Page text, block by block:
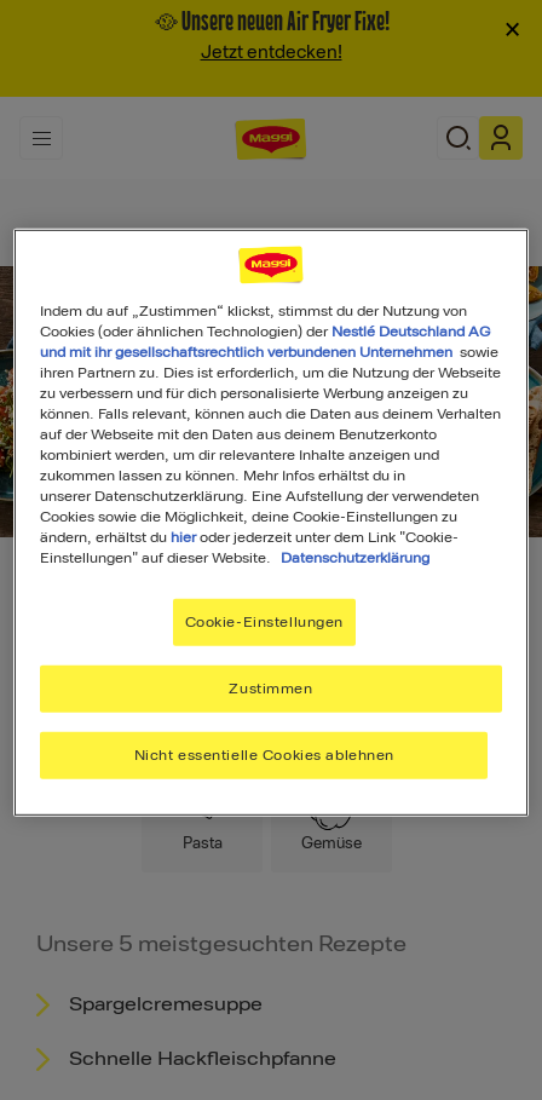
🥘 Unsere neuen Air Fryer Fixe!
Jetzt entdecken!
×
Search
Hauptspeise Fleisch Low Carb
Pasta Gemüse
Unsere 5 meistgesuchten Rezepte
Spargelcremesuppe
Schnelle Hackfleischpfanne
Indem du auf „Zustimmen“ klickst, stimmst du der Nutzung von
Cookies (oder ähnlichen Technologien) der Nestlé Deutschland AG
und mit ihr gesellschaftsrechtlich verbundenen Unternehmen sowie
ihren Partnern zu. Dies ist erforderlich, um die Nutzung der Webseite
zu verbessern und für dich personalisierte Werbung anzeigen zu
können. Falls relevant, können auch die Daten aus deinem Verhalten
auf der Webseite mit den Daten aus deinem Benutzerkonto
kombiniert werden, um dir relevantere Inhalte anzeigen und
zukommen lassen zu können. Mehr Infos erhältst du in
unserer Datenschutzerklärung. Eine Aufstellung der verwendeten
Cookies sowie die Möglichkeit, deine Cookie-Einstellungen zu
ändern, erhältst duhieroder jederzeit unter dem Link "Cookie-
Einstellungen" auf dieser Website.
Datenschutzerklärung
Cookie-Einstellungen
Nicht essentielle Cookies ablehnen
Zustimmen